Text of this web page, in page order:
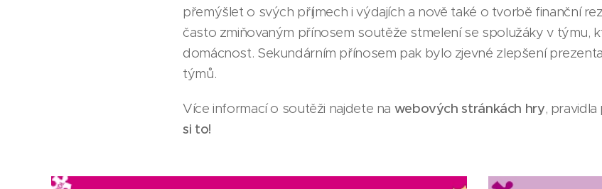
přemýšlet o svých příjmech i výdajích a nově také o tvorbě finanční
často zmiňovaným přínosem soutěže stmelení se spolužáky v týmu,
domácnost. Sekundárním přínosem pak bylo zjevné zlepšení
týmů.
Více informací o soutěži najdete na webových stránkách hry,
si to!